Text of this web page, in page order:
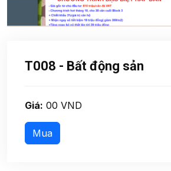
T008 - Bất động sản
Giá: 00 VND